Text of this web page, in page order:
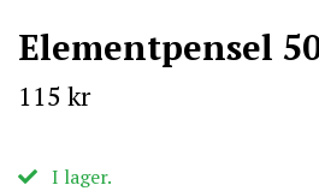
Elementpensel
115 kr
I lager.